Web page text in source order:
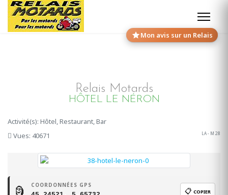
Mon avis sur un Relais
Relais Motards
HÔTEL LE NÉRON
Activité(s): Hôtel, Restaurant, Bar
Vues: 40671
LA - M 28
🗿 COORDONNÉES GPS
📋 COPIER